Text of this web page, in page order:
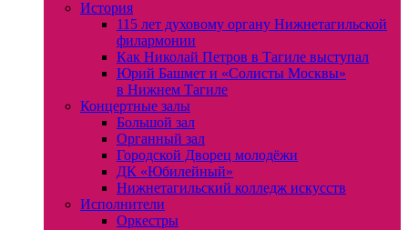
История
115 лет духовому органу Нижнетагильской
филармонии
Как Николай Петров в Тагиле выступал
Юрий Башмет и «Солисты Москвы»
в Нижнем Тагиле
Концертные залы
Большой зал
Органный зал
Городской Дворец молодёжи
ДК «Юбилейный»
Нижнетагильский колледж искусств
Исполнители
Оркестры